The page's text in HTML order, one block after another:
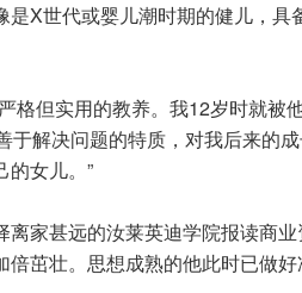
X世代或婴儿潮时期的健儿，
格但实用的教养。我12岁时就被
于解决问题的特质，对我后来的
的女儿。”
家甚远的汝莱英迪学院报读商
茁壮。思想成熟的他此时已做